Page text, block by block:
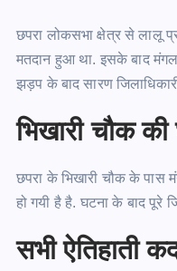
छपरा लोकसभा क्षेत्र से लालू
मतदान हुआ था. इसके बाद
झड़प के बाद सारण
भिखारी चौक
छपरा के भिखारी चौक के पास
हो गयी है है. घटना के बाद पूरे
सभी ऐतिहाती